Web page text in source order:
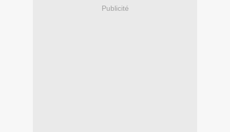
Publicité